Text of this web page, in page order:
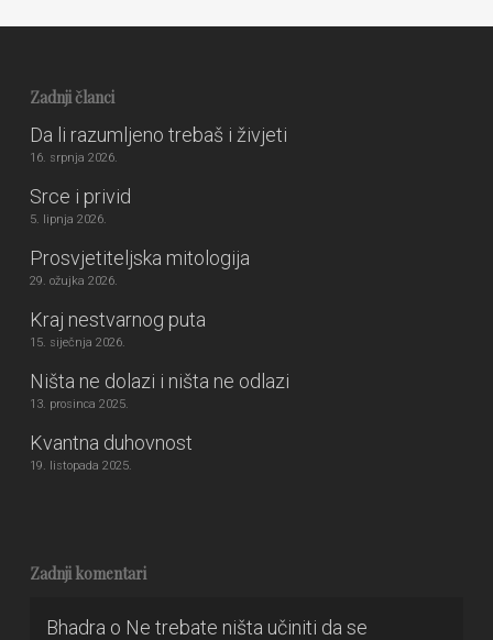
Zadnji članci
Da li razumljeno trebaš i živjeti
16. srpnja 2026.
Srce i privid
5. lipnja 2026.
Prosvjetiteljska mitologija
29. ožujka 2026.
Kraj nestvarnog puta
15. siječnja 2026.
Ništa ne dolazi i ništa ne odlazi
13. prosinca 2025.
Kvantna duhovnost
19. listopada 2025.
Zadnji komentari
Bhadra o Ne trebate ništa učiniti da se